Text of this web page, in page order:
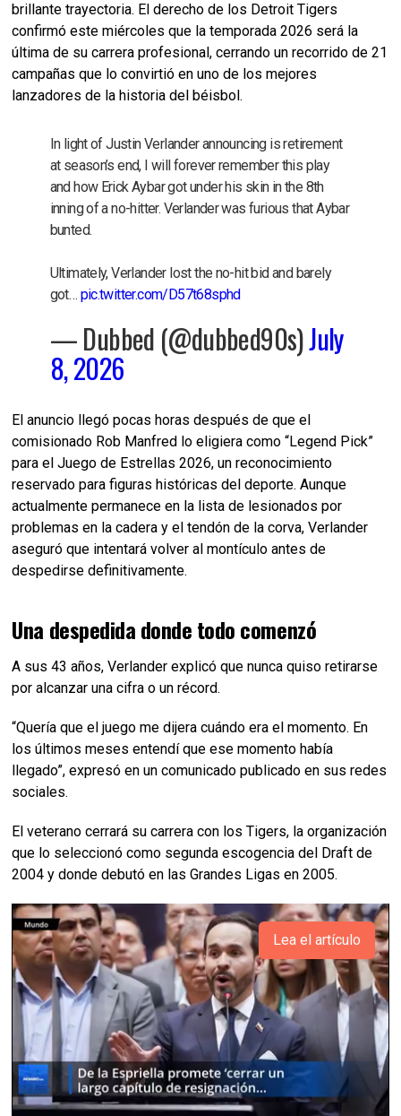
brillante trayectoria. El derecho de los Detroit Tigers
confirmó este miércoles que la temporada 2026 será la
última de su carrera profesional, cerrando un recorrido de 21
campañas que lo convirtió en uno de los mejores
lanzadores de la historia del béisbol.
In light of Justin Verlander announcing is retirement
at season’s end, I will forever remember this play
and how Erick Aybar got under his skin in the 8th
inning of a no-hitter. Verlander was furious that Aybar
bunted.
Ultimately, Verlander lost the no-hit bid and barely
got… pic.twitter.com/D57t68sphd
— Dubbed (@dubbed90s)July
8, 2026
El anuncio llegó pocas horas después de que el
comisionado Rob Manfred lo eligiera como “Legend Pick”
para el Juego de Estrellas 2026, un reconocimiento
reservado para figuras históricas del deporte. Aunque
actualmente permanece en la lista de lesionados por
problemas en la cadera y el tendón de la corva, Verlander
aseguró que intentará volver al montículo antes de
despedirse definitivamente.
Una despedida donde todo comenzó
A sus 43 años, Verlander explicó que nunca quiso retirarse
por alcanzar una cifra o un récord.
“Quería que el juego me dijera cuándo era el momento. En
los últimos meses entendí que ese momento había
llegado”, expresó en un comunicado publicado en sus redes
sociales.
El veterano cerrará su carrera con los Tigers, la organización
que lo seleccionó como segunda escogencia del Draft de
2004 y donde debutó en las Grandes Ligas en 2005.
Lea el artículo